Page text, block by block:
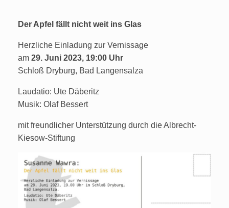
Der Apfel fällt nicht weit ins Glas
Herzliche Einladung zur Vernissage
am 29. Juni 2023, 19:00 Uhr
Schloß Dryburg, Bad Langensalza
Laudatio: Ute Däberitz
Musik: Olaf Bessert
mit freundlicher Unterstützung durch die Albrecht-
Kiesow-Stiftung